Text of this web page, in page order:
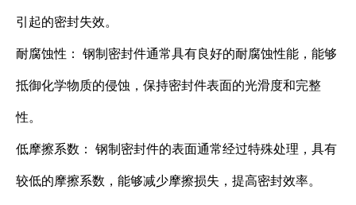
引起的密封失效。
耐腐蚀性： 钢制密封件通常具有良好的耐腐蚀性能，能够
抵御化学物质的侵蚀，保持密封件表面的光滑度和完整
性。
低摩擦系数： 钢制密封件的表面通常经过特殊处理，具有
较低的摩擦系数，能够减少摩擦损失，提高密封效率。